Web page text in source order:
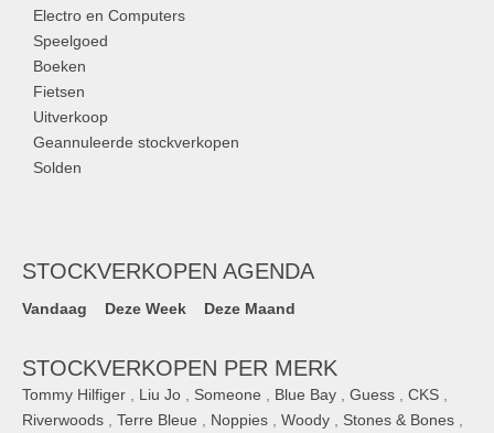
Electro en Computers
Speelgoed
Boeken
Fietsen
Uitverkoop
Geannuleerde stockverkopen
Solden
STOCKVERKOPEN AGENDA
Vandaag Deze Week Deze Maand
STOCKVERKOPEN PER MERK
Tommy Hilfiger Liu Jo Someone Blue Bay Guess CKS
Riverwoods
Terre Bleue Noppies Woody Stones & Bones